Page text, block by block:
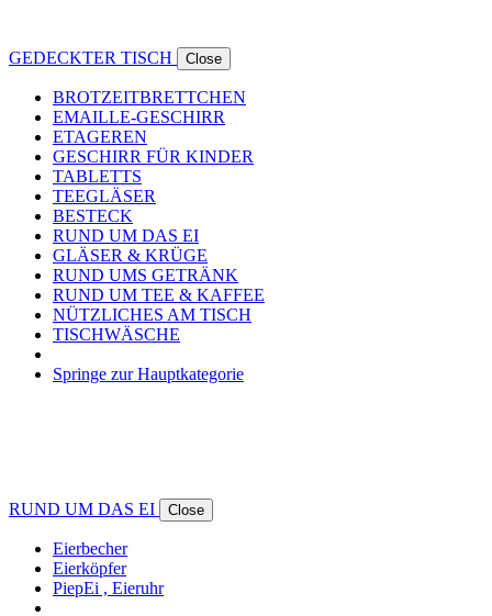
GEDECKTER TISCH Close
BROTZEITBRETTCHEN
EMAILLE-GESCHIRR
ETAGEREN
GESCHIRR FÜR KINDER
TABLETTS
TEEGLÄSER
BESTECK
RUND UM DAS EI
GLÄSER & KRÜGE
RUND UMS GETRÄNK
RUND UM TEE & KAFFEE
NÜTZLICHES AM TISCH
TISCHWÄSCHE
Springe zur Hauptkategorie
RUND UM DAS EI Close
Eierbecher
Eierköpfer
PiepEi , Eieruhr